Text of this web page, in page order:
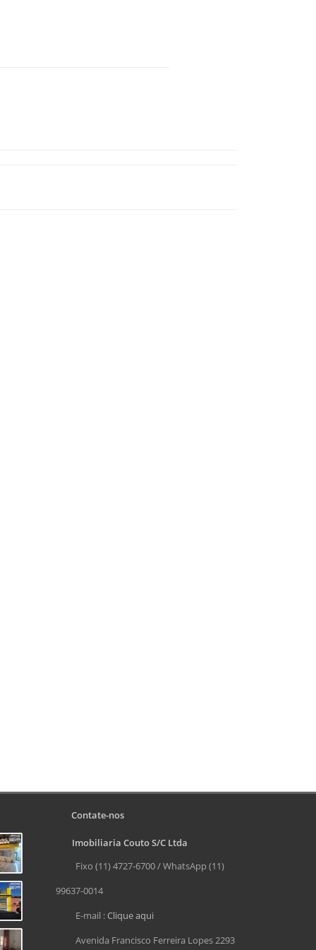
Contate-nos
Imobiliaria Couto S/C Ltda
Fixo (11) 4727-6700 / WhatsApp (11)
99637-0014
E-mail :Clique aqui
Avenida Francisco Ferreira Lopes 2293